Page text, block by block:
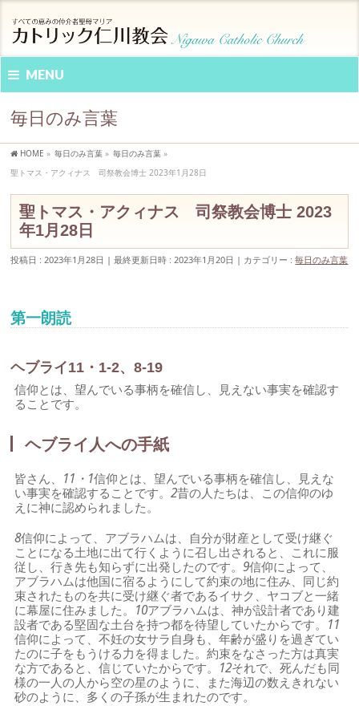
MENU
毎日のみ言葉
HOME » 毎日のみ言葉 » 毎日のみ言葉 »
聖トマス・アクィナス 司祭教会博士 2023年1月28日
聖トマス・アクィナス 司祭教会博士 2023
年1月28日
投稿日 : 2023年1月28日 最終更新日時 : 2023年1月20日 カテゴリー :毎日のみ言葉
第一朗読
ヘブライ11・1-2、8-19
信仰とは、望んでいる事柄を確信し、見えない事実を確認す
ることです。
ヘブライ人への手紙
皆さん、 11・1信仰とは、望んでいる事柄を確信し、見えな
い事実を確認することです。2昔の人たちは、この信仰のゆ
えに神に認められました。
8信仰によって、アブラハムは、自分が財産として受け継ぐ
ことになる土地に出て行くように召し出されると、これに服
従し、行き先も知らずに出発したのです。9信仰によって、
アブラハムは他国に宿るようにして約束の地に住み、同じ約
束されたものを共に受け継ぐ者であるイサク、ヤコブと一緒
に幕屋に住みました。 10アブラハムは、神が設計者であり建
設者である堅固な土台を持つ都を待望していたからです。 11
信仰によって、不妊の女サラ自身も、年齢が盛りを過ぎてい
たのに子をもうける力を得ました。約束をなさった方は真実
な方であると、信じていたからです。 12それで、死んだも同
様の一人の人から空の星のように、また海辺の数えきれない
砂のように、多くの子孫が生まれたのです。